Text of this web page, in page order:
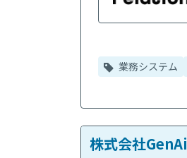
業務システム
株式会社GenAi